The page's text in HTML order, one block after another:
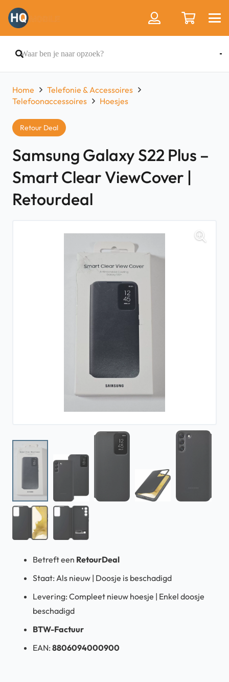
Home
Telefonie & Accessoires
Telefoonaccessoires
Hoesjes
Retour Deal
Samsung Galaxy S22 Plus –
Smart Clear ViewCover |
Retourdeal
Betreft een RetourDeal
Staat: Als nieuw | Doosje is beschadigd
Levering: Compleet nieuw hoesje | Enkel doosje
beschadigd
BTW-Factuur
EAN: 8806094000900